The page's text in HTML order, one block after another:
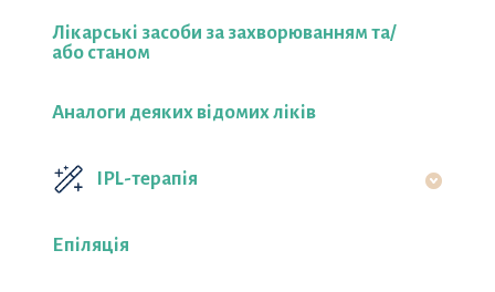
Лікарські засоби за захворюванням та/
або станом
Аналоги деяких відомих ліків
IPL-терапія
Епіляція